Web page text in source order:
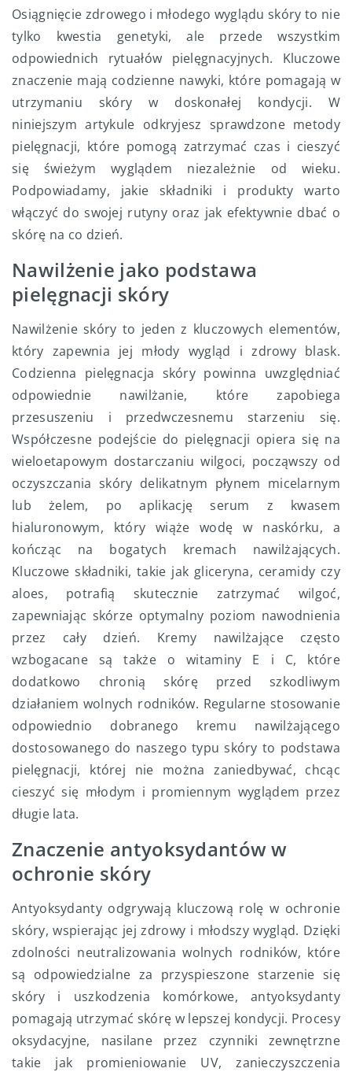
Osiągnięcie zdrowego i młodego wyglądu skóry to nie
tylko kwestia genetyki, ale przede wszystkim
odpowiednich rytuałów pielęgnacyjnych. Kluczowe
znaczenie mają codzienne nawyki, które pomagają w
utrzymaniu skóry w doskonałej kondycji. W
niniejszym artykule odkryjesz sprawdzone metody
pielęgnacji, które pomogą zatrzymać czas i cieszyć
się świeżym wyglądem niezależnie od wieku.
Podpowiadamy, jakie składniki i produkty warto
włączyć do swojej rutyny oraz jak efektywnie dbać o
skórę na co dzień.
Nawilżenie jako podstawa
pielęgnacji skóry
Nawilżenie skóry to jeden z kluczowych elementów,
który zapewnia jej młody wygląd i zdrowy blask.
Codzienna pielęgnacja skóry powinna uwzględniać
odpowiednie nawilżanie, które zapobiega
przesuszeniu i przedwczesnemu starzeniu się.
Współczesne podejście do pielęgnacji opiera się na
wieloetapowym dostarczaniu wilgoci, począwszy od
oczyszczania skóry delikatnym płynem micelarnym
lub żelem, po aplikację serum z kwasem
hialuronowym, który wiąże wodę w naskórku, a
kończąc na bogatych kremach nawilżających.
Kluczowe składniki, takie jak gliceryna, ceramidy czy
aloes, potrafią skutecznie zatrzymać wilgoć,
zapewniając skórze optymalny poziom nawodnienia
przez cały dzień. Kremy nawilżające często
wzbogacane są także o witaminy E i C, które
dodatkowo chronią skórę przed szkodliwym
działaniem wolnych rodników. Regularne stosowanie
odpowiednio dobranego kremu nawilżającego
dostosowanego do naszego typu skóry to podstawa
pielęgnacji, której nie można zaniedbywać, chcąc
cieszyć się młodym i promiennym wyglądem przez
długie lata.
Znaczenie antyoksydantów w
ochronie skóry
Antyoksydanty odgrywają kluczową rolę w ochronie
skóry, wspierając jej zdrowy i młodszy wygląd. Dzięki
zdolności neutralizowania wolnych rodników, które
są odpowiedzialne za przyspieszone starzenie się
skóry i uszkodzenia komórkowe, antyoksydanty
pomagają utrzymać skórę w lepszej kondycji. Procesy
oksydacyjne, nasilane przez czynniki zewnętrzne
takie jak promieniowanie UV, zanieczyszczenia